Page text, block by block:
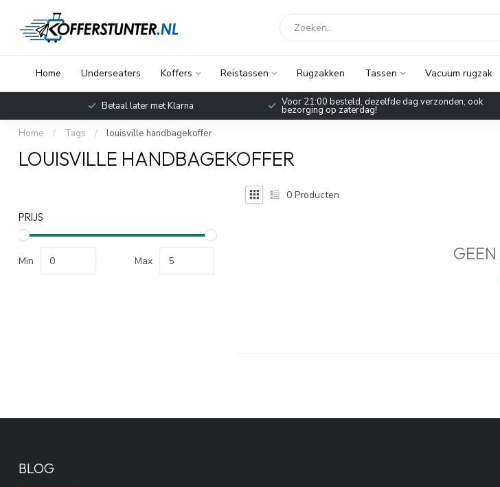
Home Underseaters Koffers Reistassen Rugzakken Tassen Vacuum rugzak
Betaal later met Klarna Voor 21:00 besteld, dezelfde dag verzonden, ook
bezorging op zaterdag!
Home / Tags / louisville handbagekoffer
LOUISVILLE HANDBAGEKOFFER
PRIJS
Min Max
0 Producten
BLOG